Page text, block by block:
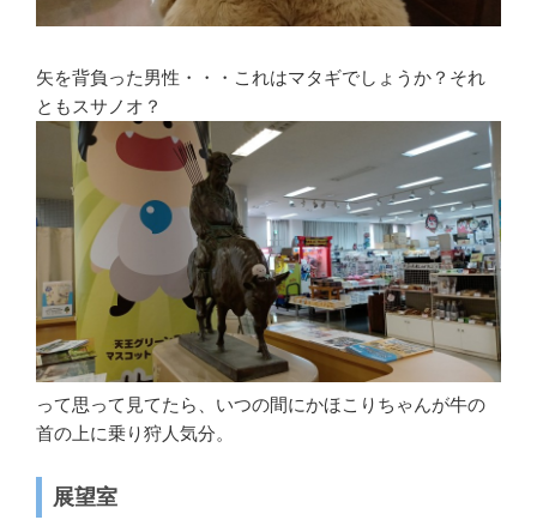
矢を背負った男性・・・これはマタギでしょうか？それ
ともスサノオ？
って思って見てたら、いつの間にかほこりちゃんが牛の
首の上に乗り狩人気分。
展望室